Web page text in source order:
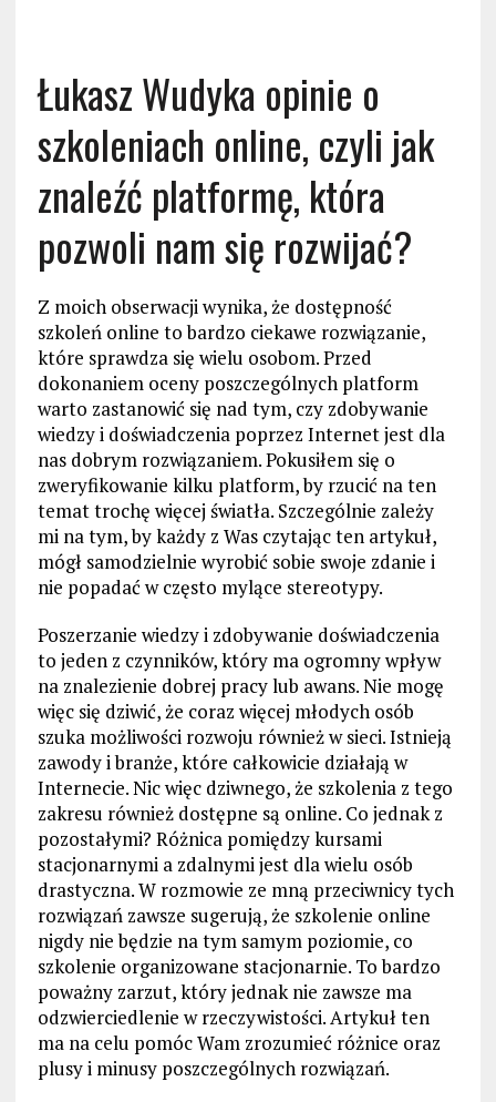
Łukasz Wudyka opinie o
szkoleniach online, czyli jak
znaleźć platformę, która
pozwoli nam się rozwijać?
Z moich obserwacji wynika, że dostępność
szkoleń online to bardzo ciekawe rozwiązanie,
które sprawdza się wielu osobom. Przed
dokonaniem oceny poszczególnych platform
warto zastanowić się nad tym, czy zdobywanie
wiedzy i doświadczenia poprzez Internet jest dla
nas dobrym rozwiązaniem. Pokusiłem się o
zweryfikowanie kilku platform, by rzucić na ten
temat trochę więcej światła. Szczególnie zależy
mi na tym, by każdy z Was czytając ten artykuł,
mógł samodzielnie wyrobić sobie swoje zdanie i
nie popadać w często mylące stereotypy.
Poszerzanie wiedzy i zdobywanie doświadczenia
to jeden z czynników, który ma ogromny wpływ
na znalezienie dobrej pracy lub awans. Nie mogę
więc się dziwić, że coraz więcej młodych osób
szuka możliwości rozwoju również w sieci. Istnieją
zawody i branże, które całkowicie działają w
Internecie. Nic więc dziwnego, że szkolenia z tego
zakresu również dostępne są online. Co jednak z
pozostałymi? Różnica pomiędzy kursami
stacjonarnymi a zdalnymi jest dla wielu osób
drastyczna. W rozmowie ze mną przeciwnicy tych
rozwiązań zawsze sugerują, że szkolenie online
nigdy nie będzie na tym samym poziomie, co
szkolenie organizowane stacjonarnie. To bardzo
poważny zarzut, który jednak nie zawsze ma
odzwierciedlenie w rzeczywistości. Artykuł ten
ma na celu pomóc Wam zrozumieć różnice oraz
plusy i minusy poszczególnych rozwiązań.